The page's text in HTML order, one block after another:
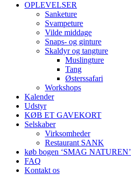
OPLEVELSER
Sanketure
Svampeture
Vilde middage
Snaps- og ginture
Skaldyr og tangture
Muslingture
Tang
Østerssafari
Workshops
Kalender
Udstyr
KØB ET GAVEKORT
Selskaber
Virksomheder
Restaurant SANK
køb bogen ‘SMAG NATUREN’
FAQ
Kontakt os